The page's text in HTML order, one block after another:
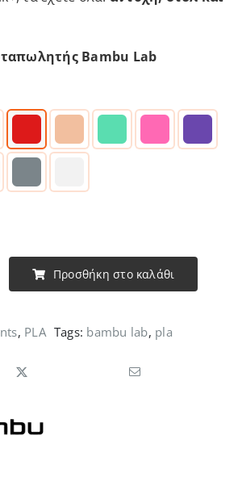
Bambu Lab
Προσθήκη στο καλάθι
, PLA Tags: bambu lab, pla